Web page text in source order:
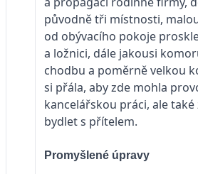
původně tři místnosti,
od obývacího pokoje
a ložnici, dále jakousi
chodbu a poměrně velkou
si přála, aby zde mohla
kancelářskou práci, ale
bydlet s přítelem.
Promyšlené úpravy